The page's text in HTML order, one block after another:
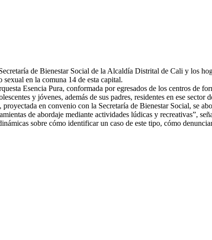
de Bienestar Social de la Alcaldía Distrital de Cali y los
en la comuna 14 de esta capital.
Esencia Pura, conformada por egresados de los centros de
y jóvenes, además de sus padres, residentes en ese sector
en convenio con la Secretaría de Bienestar Social, se
de abordaje mediante actividades lúdicas y recreativas”,
sobre cómo identificar un caso de este tipo, cómo